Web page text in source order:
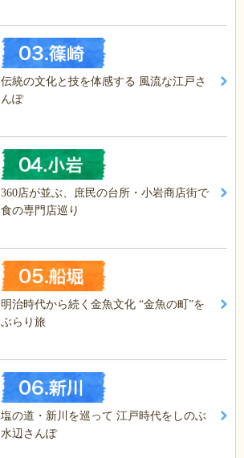
伝統の文化と技を体感する 風流な江戸さ
んぽ
360店が並ぶ、庶民の台所・小岩商店街で
食の専門店巡り
明治時代から続く金魚文化 “金魚の町”を
ぶらり旅
塩の道・新川を巡って 江戸時代をしのぶ
水辺さんぽ